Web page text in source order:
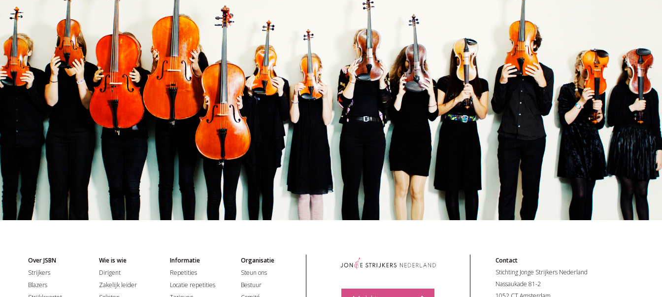
Over JSBN
Strijkers
Blazers
Wie is wie
Dirigent
Zakelijk leider
Informatie
Repetities
Locatie repetities
Organisatie
Steun ons
Bestuur
Contact
Stichting Jonge Strijkers Nederland
Nassaukade 81-2